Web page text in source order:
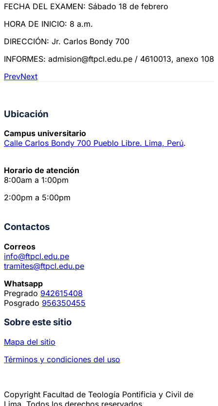
FECHA DEL EXAMEN: Sábado 18 de febrero
HORA DE INICIO: 8 a.m.
DIRECCIÓN: Jr. Carlos Bondy 700
INFORMES: admision@ftpcl.edu.pe / 4610013, anexo 108
PrevNext
Ubicación
Campus universitario
Calle Carlos Bondy 700 Pueblo Libre. Lima, Perú.
Horario de atención
8:00am a 1:00pm
2:00pm a 5:00pm
Contactos
Correos
info@ftpcl.edu.pe
tramites@ftpcl.edu.pe
Whatsapp
Pregrado 942615408
Posgrado 956350455
Sobre este sitio
Mapa del sitio
Términos y condiciones del uso
Copyright Facultad de Teología Pontificia y Civil de